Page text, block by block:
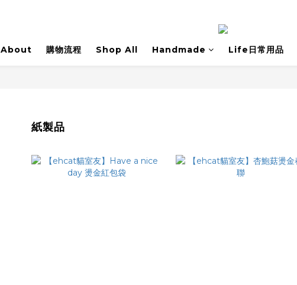
About 購物流程 Shop All Handmade Life日常用品
紙製品